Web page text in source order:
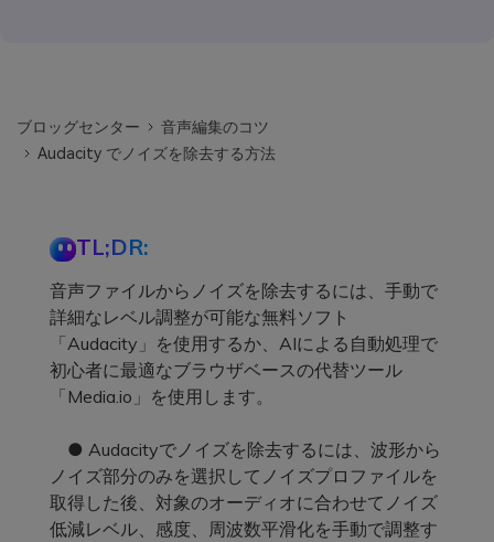
ブロッグセンター
音声編集のコツ
Audacity でノイズを除去する方法
TL;DR:
音声ファイルからノイズを除去するには、手動で
詳細なレベル調整が可能な無料ソフト
「Audacity」を使用するか、AIによる自動処理で
初心者に最適なブラウザベースの代替ツール
「Media.io」を使用します。
● Audacityでノイズを除去するには、波形から
ノイズ部分のみを選択してノイズプロファイルを
取得した後、対象のオーディオに合わせてノイズ
低減レベル、感度、周波数平滑化を手動で調整す